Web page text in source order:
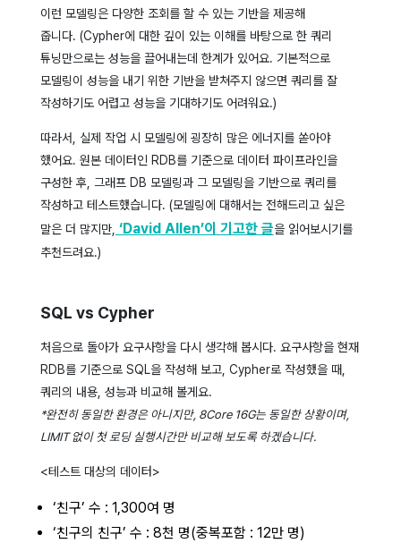
이런 모델링은 다양한 조회를 할 수 있는 기반을 제공해
줍니다. (Cypher에 대한 깊이 있는 이해를 바탕으로 한 쿼리
튜닝만으로는 성능을 끌어내는데 한계가 있어요. 기본적으로
모델링이 성능을 내기 위한 기반을 받쳐주지 않으면 쿼리를 잘
작성하기도 어렵고 성능을 기대하기도 어려워요.)
따라서, 실제 작업 시 모델링에 굉장히 많은 에너지를 쏟아야
했어요. 원본 데이터인 RDB를 기준으로 데이터 파이프라인을
구성한 후, 그래프 DB 모델링과 그 모델링을 기반으로 쿼리를
작성하고 테스트했습니다. (모델링에 대해서는 전해드리고 싶은
말은 더 많지만, ‘David Allen’이 기고한 글을 읽어보시기를
추천드려요.)
SQL vs Cypher
처음으로 돌아가 요구사항을 다시 생각해 봅시다. 요구사항을 현재
RDB를 기준으로 SQL을 작성해 보고, Cypher로 작성했을 때,
쿼리의 내용, 성능과 비교해 볼게요.
*완전히 동일한 환경은 아니지만, 8Core 16G는 동일한 상황이며,
LIMIT 없이 첫 로딩 실행시간만 비교해 보도록 하겠습니다.
<테스트 대상의 데이터>
‘친구’ 수 : 1,300여 명
‘친구의 친구’ 수 : 8천 명(중복포함 : 12만 명)